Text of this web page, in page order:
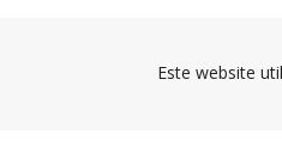
Este website